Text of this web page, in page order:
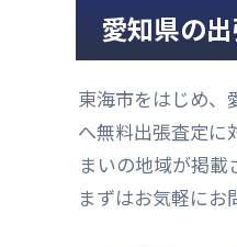
愛知県の
東海市をはじめ、
へ無料出張査定に
まいの地域が掲載
まずはお気軽にお